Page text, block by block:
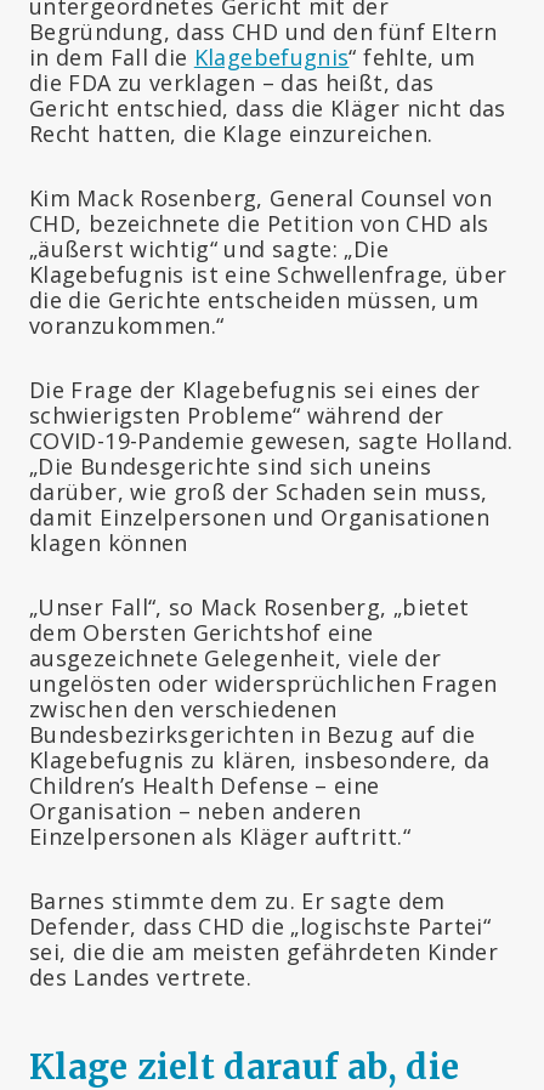
Begründung, dass CHD und den fünf Eltern
in dem Fall die Klagebefugnis“ fehlte, um
die FDA zu verklagen – das heißt, das
Gericht entschied, dass die Kläger nicht das
Recht hatten, die Klage einzureichen.
Kim Mack Rosenberg, General Counsel von
CHD, bezeichnete die Petition von CHD als
„äußerst wichtig“ und sagte: „Die
Klagebefugnis ist eine Schwellenfrage, über
die die Gerichte entscheiden müssen, um
voranzukommen.“
Die Frage der Klagebefugnis sei eines der
schwierigsten Probleme“ während der
COVID-19-Pandemie gewesen, sagte Holland.
„Die Bundesgerichte sind sich uneins
darüber, wie groß der Schaden sein muss,
damit Einzelpersonen und Organisationen
klagen können
„Unser Fall“, so Mack Rosenberg, „bietet
dem Obersten Gerichtshof eine
ausgezeichnete Gelegenheit, viele der
ungelösten oder widersprüchlichen Fragen
zwischen den verschiedenen
Bundesbezirksgerichten in Bezug auf die
Klagebefugnis zu klären, insbesondere, da
Children’s Health Defense – eine
Organisation – neben anderen
Einzelpersonen als Kläger auftritt.“
Barnes stimmte dem zu. Er sagte dem
Defender, dass CHD die „logischste Partei“
sei, die die am meisten gefährdeten Kinder
des Landes vertrete.
Klage zielt darauf ab, die